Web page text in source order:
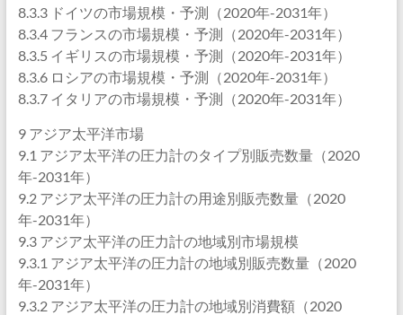
8.3.3 ドイツの市場規模・予測（2020年-2031年）
8.3.4 フランスの市場規模・予測（2020年-2031年）
8.3.5 イギリスの市場規模・予測（2020年-2031年）
8.3.6 ロシアの市場規模・予測（2020年-2031年）
8.3.7 イタリアの市場規模・予測（2020年-2031年）
9 アジア太平洋市場
9.1 アジア太平洋の圧力計のタイプ別販売数量（2020
年-2031年）
9.2 アジア太平洋の圧力計の用途別販売数量（2020
年-2031年）
9.3 アジア太平洋の圧力計の地域別市場規模
9.3.1 アジア太平洋の圧力計の地域別販売数量（2020
年-2031年）
9.3.2 アジア太平洋の圧力計の地域別消費額（2020